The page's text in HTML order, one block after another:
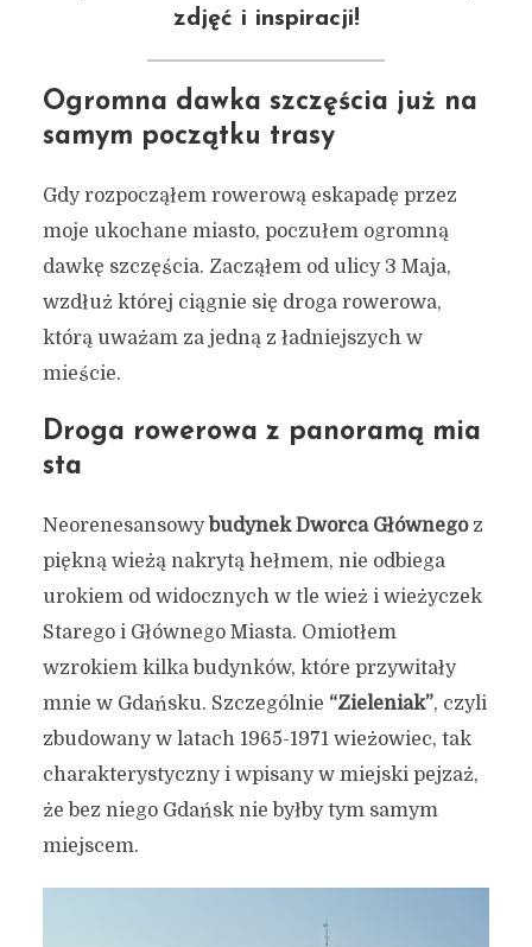
zdjęć i inspiracji!
Ogromna dawka szczęścia już na
samym początku trasy
Gdy rozpocząłem rowerową eskapadę przez
moje ukochane miasto, poczułem ogromną
dawkę szczęścia. Zacząłem od ulicy 3 Maja,
wzdłuż której ciągnie się droga rowerowa,
którą uważam za jedną z ładniejszych w
mieście.
Droga rowerowa z panoramą mia
sta
Neorenesansowy budynek Dworca Głównegoz
piękną wieżą nakrytą hełmem, nie odbiega
urokiem od widocznych w tle wież i wieżyczek
Starego i Głównego Miasta. Omiotłem
wzrokiem kilka budynków, które przywitały
mnie w Gdańsku. Szczególnie “Zieleniak”, czyli
zbudowany w latach 1965-1971 wieżowiec, tak
charakterystyczny i wpisany w miejski pejzaż,
że bez niego Gdańsk nie byłby tym samym
miejscem.